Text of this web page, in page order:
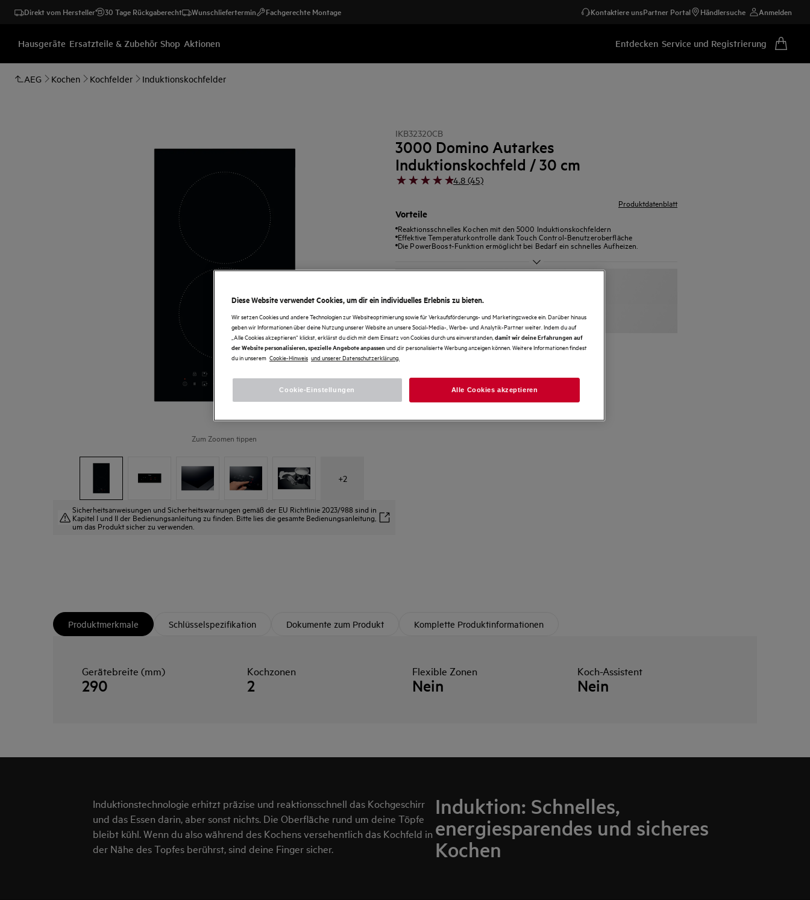
Direkt vom Hersteller 30 Tage Rückgaberecht Wunschliefertermin Fachgerechte Montage Kontaktiere unsPartner Portal Händlersuche Anmelden
Hausgeräte Ersatzteile & Zubehör Shop Aktionen Entdecken Service und Registrierung
AEG Kochen Kochfelder Induktionskochfelder
Zum Zoomen tippen
+2
Sicherheitsanweisungen und Sicherheitswarnungen gemäß der EU Richtlinie 2023/988 sind in
Kapitel I und II der Bedienungsanleitung zu finden. Bitte lies die gesamte Bedienungsanleitung,
um das Produkt sicher zu verwenden.
IKB32320CB
3000 Domino Autarkes
Induktionskochfeld / 30 cm
4.8 (45)
Produktdatenblatt
Vorteile
Reaktionsschnelles Kochen mit den 5000 Induktionskochfeldern
Effektive Temperaturkontrolle dank Touch Control-Benutzeroberfläche
Die PowerBoost-Funktion ermöglicht bei Bedarf ein schnelles Aufheizen.
Produktmerkmale Schlüsselspezifikation Dokumente zum Produkt Komplette Produktinformationen
Gerätebreite (mm)
290
Kochzonen
2
Flexible Zonen
Nein
Koch-Assistent
Nein
Induktion: Schnelles,
energiesparendes und sicheres
Kochen
Induktionstechnologie erhitzt präzise und reaktionsschnell das Kochgeschirr
und das Essen darin, aber sonst nichts. Die Oberfläche rund um deine Töpfe
bleibt kühl. Wenn du also während des Kochens versehentlich das Kochfeld in
der Nähe des Topfes berührst, sind deine Finger sicher.
Diese Website verwendet Cookies, um dir ein individuelles Erlebnis zu bieten.
Wir setzen Cookies und andere Technologien zur Websiteoptimierung sowie für Verkaufsförderungs- und Marketingzwecke ein. Darüber hinaus
geben wir Informationen über deine Nutzung unserer Website an unsere Social-Media-, Werbe- und Analytik-Partner weiter. Indem du auf
„Alle Cookies akzeptieren“ klickst, erklärst du dich mit dem Einsatz von Cookies durch uns einverstanden, damit wir deine Erfahrungen auf
der Website personalisieren, spezielle Angebote anpassen und dir personalisierte Werbung anzeigen können. Weitere Informationen findest
du in unserem Cookie-Hinweis und unserer Datenschutzerklärung.
Cookie-Einstellungen Alle Cookies akzeptieren